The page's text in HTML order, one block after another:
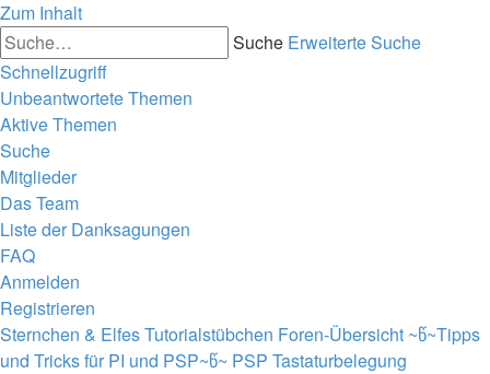
Zum Inhalt
Suche Erweiterte Suche
Schnellzugriff
Unbeantwortete Themen
Aktive Themen
Suche
Mitglieder
Das Team
Liste der Danksagungen
FAQ
Anmelden
Registrieren
Sternchen & Elfes Tutorialstübchen Foren-Übersicht ~წ~Tipps
und Tricks für PI und PSP~წ~ PSP Tastaturbelegung